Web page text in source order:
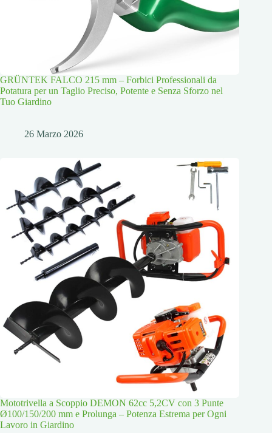
GRÜNTEK FALCO 215 mm – Forbici Professionali da
Potatura per un Taglio Preciso, Potente e Senza Sforzo nel
Tuo Giardino
26 Marzo 2026
Mototrivella a Scoppio DEMON 62cc 5,2CV con 3 Punte
Ø100/150/200 mm e Prolunga – Potenza Estrema per Ogni
Lavoro in Giardino